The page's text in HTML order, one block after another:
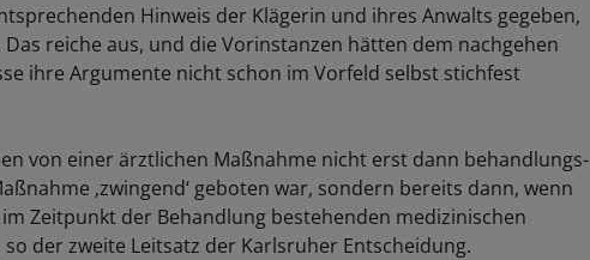
Hinweis der Klägerin und ihres Anwalts gegeben,
reiche aus, und die Vorinstanzen hätten dem nachgehen
ihre Argumente nicht schon im Vorfeld selbst stichfest
von einer ärztlichen Maßnahme nicht erst dann behandlungs-
‚zwingend‘ geboten war, sondern bereits dann, wenn
Zeitpunkt der Behandlung bestehenden medizinischen
der zweite Leitsatz der Karlsruher Entscheidung.